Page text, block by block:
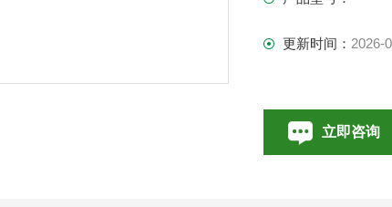
更新时间： 2026-
立即咨询